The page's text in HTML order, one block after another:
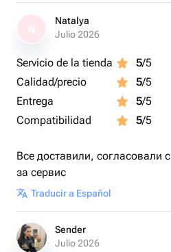
Natalya
Julio 2026
Servicio de la tienda 5/5
Calidad/precio
5/5
Entrega
5/5
Compatibilidad
5/5
Все доставили, согласовали
за сервис
Traducir a Español
Sender
Julio 2026